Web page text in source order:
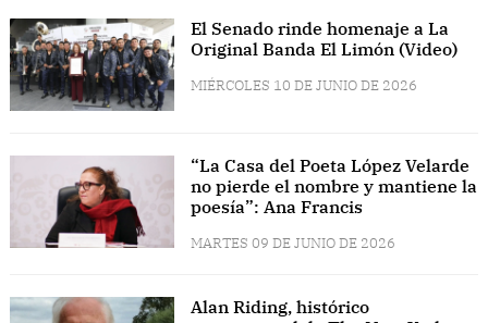
El Senado rinde homenaje a La
Original Banda El Limón (Video)
MIÉRCOLES 10 DE JUNIO DE 2026
“La Casa del Poeta López Velarde
no pierde el nombre y mantiene la
poesía”: Ana Francis
MARTES 09 DE JUNIO DE 2026
Alan Riding, histórico